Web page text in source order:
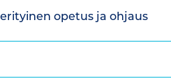
opetus ja ohjaus